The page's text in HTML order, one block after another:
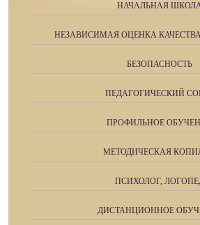
НАЧАЛЬНАЯ
НЕЗАВИСИМАЯ ОЦЕНКА
БЕЗОПАСНОСТЬ
ПЕДАГОГИЧЕСКИЙ
ПРОФИЛЬНОЕ
МЕТОДИЧЕСКАЯ
ПСИХОЛОГ,
ДИСТАНЦИОННОЕ